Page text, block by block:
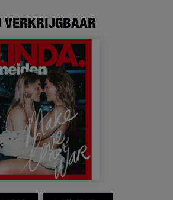
VERKRIJGBAAR